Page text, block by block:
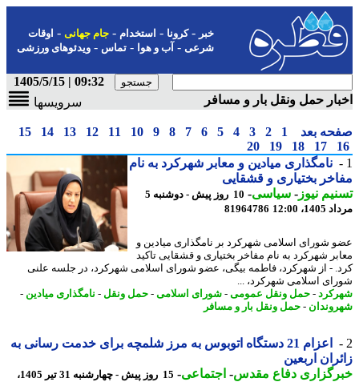
-کرونا-استخدام- جام جهانی-اوقات
شرعی-آب و هوا-تماس-ویدئوهای ورزشی
09:32 | 1405/5/15
حمل ونقل بار و مسافر
سرویسها
بعد 1
2
3
4
5
6
7
8
9
10
11
12
13
14
15
17
18
19
20
نامگذاری میادین و معابر شهرکرد به نام
بختیاری و قشقایی
نیوز-سیاسی-
10 روز پیش - دوشنبه 5
12:00
81964786
شورای اسلامی شهرکرد بر نامگذاری میادین و
شهرکرد به نام مفاخر بختیاری و قشقایی تاکید
- از شهرکرد، فاطمه بیگی، عضو شورای اسلامی شهرکرد، در جلسه علنی
اسلامی شهرکرد، ...
-حمل ونقل عمومی-شورای اسلامی-حمل ونقل-نامگذاری میادین-
- حمل ونقل بار و مسافر
اعزام 21 دستگاه اتوبوس به مرز شلمچه برای خدمت رسانی به
اربعین
دفاع مقدس-اجتماعی-
15 روز پیش - چهارشنبه 31 تیر 1405،